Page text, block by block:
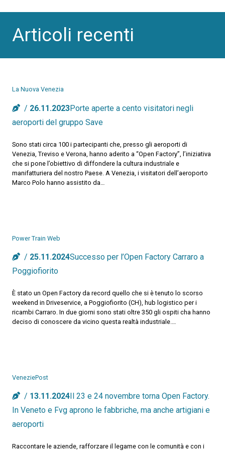
Articoli recenti
La Nuova Venezia
26.11.2023Porte aperte a cento visitatori negli
aeroporti del gruppo Save
Sono stati circa 100 i partecipanti che, presso gli aeroporti di
Venezia, Treviso e Verona, hanno aderito a “Open Factory”, l’iniziativa
che si pone l’obiettivo di diffondere la cultura industriale e
manifatturiera del nostro Paese. A Venezia, i visitatori dell’aeroporto
Marco Polo hanno assistito da…
Power Train Web
25.11.2024Successo per l’Open Factory Carraro a
Poggiofiorito
È stato un Open Factory da record quello che si è tenuto lo scorso
weekend in Driveservice, a Poggiofiorito (CH), hub logistico per i
ricambi Carraro. In due giorni sono stati oltre 350 gli ospiti cha hanno
deciso di conoscere da vicino questa realtà industriale.…
VeneziePost
13.11.2024Il 23 e 24 novembre torna Open Factory.
In Veneto e Fvg aprono le fabbriche, ma anche artigiani e
aeroporti
Raccontare le aziende, rafforzare il legame con le comunità e con i